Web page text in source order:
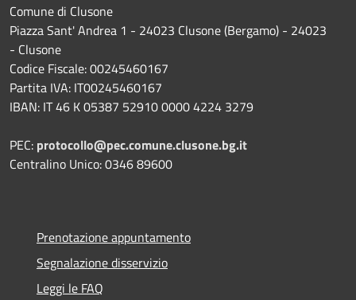
Comune di Clusone
Piazza Sant' Andrea 1 - 24023 Clusone (Bergamo) - 24023
- Clusone
Codice Fiscale: 00245460167
Partita IVA: IT00245460167
IBAN: IT 46 K 05387 52910 0000 4224 3279
PEC: protocollo@pec.comune.clusone.bg.it
Centralino Unico: 0346 89600
Prenotazione appuntamento
Segnalazione disservizio
Leggi le FAQ